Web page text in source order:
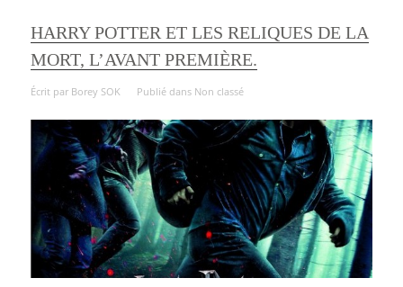
HARRY POTTER ET LES RELIQUES DE LA
MORT, L’AVANT PREMIÈRE.
Écrit par Borey SOK Publié dans Non classé